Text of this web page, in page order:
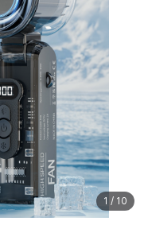
1 / 10